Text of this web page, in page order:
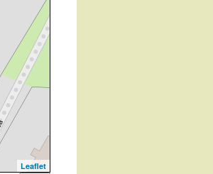
Leaflet